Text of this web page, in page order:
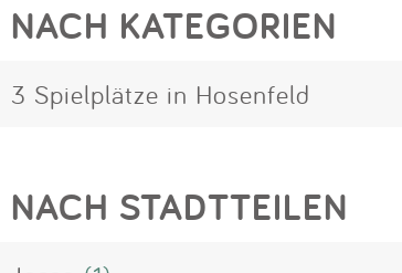
NACH KATEGORIEN
3 Spielplätze in Hosenfeld
NACH STADTTEILEN